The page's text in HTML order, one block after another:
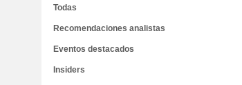
Todas
Recomendaciones analistas
Eventos destacados
Insiders